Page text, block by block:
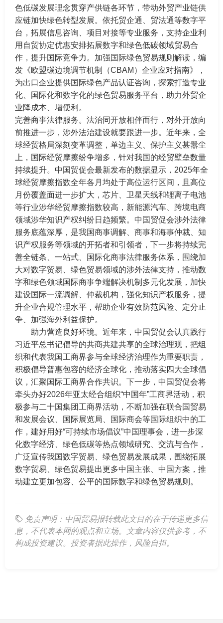
色低碳发展理念贯穿产供链各环节，带动外贸产业链供
应链加快绿色转型发展。依托贸企通、贸法通等数字平
台，拓展信息咨询、项目对接等专业服务，支持企业利
用自贸协定优惠安排拓展数字和绿色低碳领域贸易合
作，提升国际竞争力。加强国际绿色贸易规则解读，编
发《欧盟碳边境调节机制（CBAM）企业应对指南》，
为出口企业提供国际绿色产品认证咨询，探索打造专业
化、国际化和数字化的绿色贸易服务平台，助力外贸企
业降成本、增便利。
完善商事法律服务。法治同开放相伴而行，对外开放向
前推进一步，涉外法治建设就要跟进一步。近年来，全
球经贸格局深刻变革调整，单边主义、保护主义甚嚣尘
上，国际经贸摩擦纷争增多，针对我国的经贸壁垒数量
持续提升。中国贸促会最新发布的数据显示，2025年全
球经贸摩擦指数全年各月均处于高位运行区间，且高位
月份覆盖面进一步扩大，芯片、卫星天线和锂离子电池
等行业涉华经贸摩擦指数较高，新能源汽车、跨境电商
领域涉华知识产权纠纷日趋频繁。中国贸促会涉外法律
服务底蕴深厚，是我国商事调解、商事和海事仲裁、知
识产权服务等领域的开拓者和引领者，下一步将持续完
善全链条、一站式、国际化商事法律服务体系，围绕加
大对数字贸易、绿色贸易领域的涉外法律支持，推动数
字和绿色领域国际商事争端解决机制多元化发展，加快
建设国际一流调解、仲裁机构，强化知识产权服务，提
升企业合规管理水平，帮助企业有效防范风险、定分止
争、加强海外利益保护。
助力营造良好环境。近年来，中国贸促会认真践行
习近平总书记倡导的共商共建共享的全球治理观，把组
织和代表我国工商界参与全球经济治理作为重要职责，
积极倡导普惠包容的经济全球化，推动落实四大全球倡
议，汇聚国际工商界合作共识。下一步，中国贸促会将
牵头办好2026年亚太经合组织“中国年”工商界活动，积
极参与二十国集团工商界活动，不断加强在联合国贸易
和发展会议、国际展览局、国际商会等国际组织中的工
作，建好用好“可持续市场倡议”中国理事会，进一步深
化数字经济、绿色低碳等热点领域研究、交流与合作，
广泛宣传我国数字贸易、绿色贸易发展成果，围绕拓展
数字贸易、绿色贸易提出更多中国主张、中国方案，推
动建立更加包容、公平的国际数字和绿色贸易规则。
免责声明：中国贸易报转载此文目的在于传递更多信
息，不代表本网的观点和立场。文章内容仅供参考，不
构成投资建议。投资者据此操作，风险自担。